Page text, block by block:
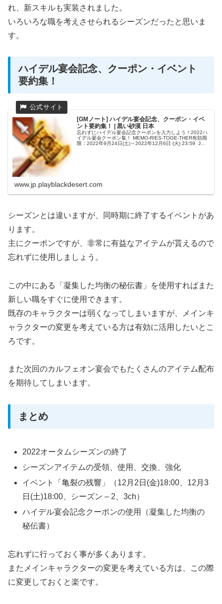
れ、新スキルも実装されました。
いろいろな職を考えさせられるシーズンだったと思いま
す。
ハイデル宴会記念、クーポン・イベント
要約集！
[GMノート] ハイデル宴会記念、クーポン・イベ
ント要約集！ | 黒い砂漠 日本
忘れずにハイデル宴会記念クーポンを入力しよう！2022ハ
イデル宴会クーポン集！ MEMO-RIES-TOGE-THER有効期
限：2022年9月24日(土)～2022年12月6日 (火) 23:59 Jの
www.jp.playblackdesert.com
シーズンとは違いますが、同時期に終了するイベントがあ
ります。
主にクーポンですが、非常に有益なアイテムが貰えるので
忘れずに使用しましょう。
この中にある「凝集した均衡の秘伝書」を使用すればまた
新しい職をすぐに使用できます。
既存のキャラクターは弱くなってしまいますが、メインキ
ャラクターの変更を考えている方は有効に活用したいとこ
ろです。
また次回のカルフェオン宴会でもたくさんのアイテム配布
を期待してしまいます。
まとめ
2022オータムシーズンの終了
シーズンアイテムの受領、使用、交換、強化
イベント「亀裂の残響」（12月2日(金)18:00、12月3
日(土)18:00、シーズン – 2、3ch）
ハイデル宴会記念クーポンの使用（凝集した均衡の
秘伝書）
忘れずに行っておく事が多くあります。
またメインキャラクターの変更を考えている方は、この際
に変更しておくと楽です。